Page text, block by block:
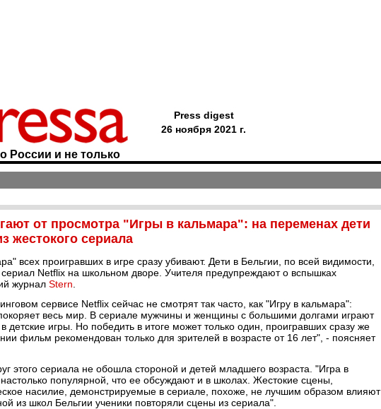
России и не только
Press digest
26 ноября 2021 г.
от просмотра "Игры в кальмара": на переменах дети
жестокого сериала
всех проигравших в игре сразу убивают. Дети в Бельгии, по всей видимости,
Netflix на школьном дворе. Учителя предупреждают о вспышках
журнал Stern
сервисе Netflix сейчас не смотрят так часто, как "Игру в кальмара":
весь мир. В сериале мужчины и женщины с большими долгами играют
детские игры. Но победить в итоге может только один, проигравших сразу же
фильм рекомендован только для зрителей в возрасте от 16 лет", - поясняет
этого сериала не обошла стороной и детей младшего возраста. "Игра в
популярной, что ее обсуждают и в школах. Жестокие сцены,
насилие, демонстрируемые в сериале, похоже, не лучшим образом влияют
из школ Бельгии ученики повторяли сцены из сериала".